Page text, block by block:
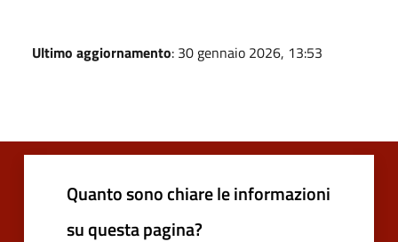
Ultimo aggiornamento: 30 gennaio 2026, 13:53
Quanto sono chiare le informazioni
su questa pagina?